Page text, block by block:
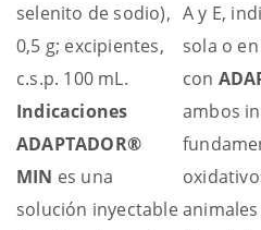
selenito de sodio),
0,5 g; excipientes,
c.s.p. 100 mL.
Indicaciones
ADAPTADOR®
MIN es una
solución inyectable
A y E,
sola o
con
ambos